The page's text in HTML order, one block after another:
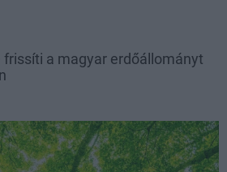
a magyar erdőállományt